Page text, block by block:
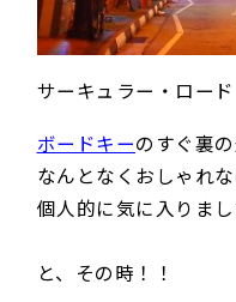
サーキュラー・ロー
ボードキーのすぐ裏
なんとなくおしゃれ
個人的に気に入りまし
と、その時！！